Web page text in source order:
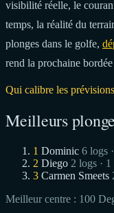
visibilité réelle, le
temps, la réalité du
plonges dans le golfe,
rend la prochaine
Qui calibre les prévisions
Meilleurs
1 Dominic 6 logs
2 Diego 2 logs · 1
3 Carmen Smeets
Meilleur centre : 100